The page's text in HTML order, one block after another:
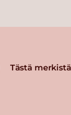
Tästä